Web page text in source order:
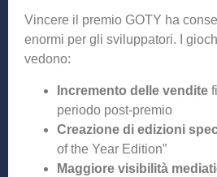
Vincere il premio GOTY ha
enormi per gli sviluppatori. I
vedono:
Incremento delle vendite
periodo post-premio
Creazione di edizioni
of the Year Edition”
Maggiore visibilità